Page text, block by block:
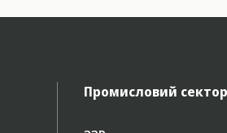
Промисловий сектор